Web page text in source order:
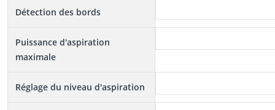
Détection des bords
Puissance d'aspiration
maximale
Réglage du niveau d'aspiration